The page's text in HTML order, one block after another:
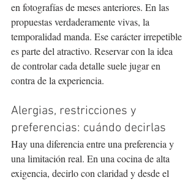
en fotografías de meses anteriores. En las
propuestas verdaderamente vivas, la
temporalidad manda. Ese carácter irrepetible
es parte del atractivo. Reservar con la idea
de controlar cada detalle suele jugar en
contra de la experiencia.
Alergias, restricciones y
preferencias: cuándo decirlas
Hay una diferencia entre una preferencia y
una limitación real. En una cocina de alta
exigencia, decirlo con claridad y desde el